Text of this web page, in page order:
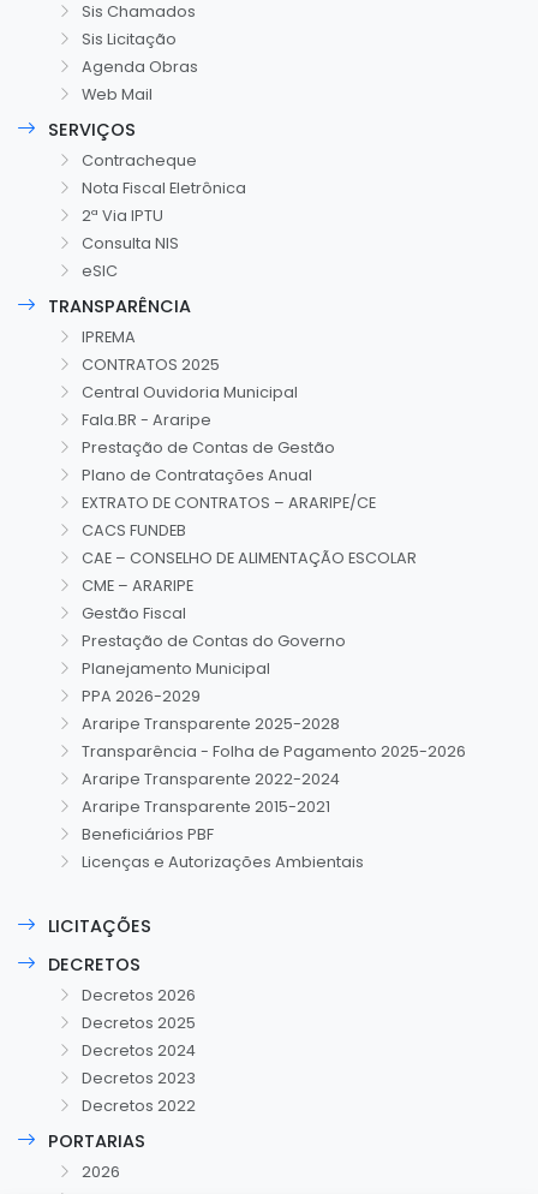
Sis Chamados
Sis Licitação
Agenda Obras
Web Mail
SERVIÇOS
Contracheque
Nota Fiscal Eletrônica
2ª Via IPTU
Consulta NIS
eSIC
TRANSPARÊNCIA
IPREMA
CONTRATOS 2025
Central Ouvidoria Municipal
Fala.BR - Araripe
Prestação de Contas de Gestão
Plano de Contratações Anual
EXTRATO DE CONTRATOS – ARARIPE/CE
CACS FUNDEB
CAE – CONSELHO DE ALIMENTAÇÃO ESCOLAR
CME – ARARIPE
Gestão Fiscal
Prestação de Contas do Governo
Planejamento Municipal
PPA 2026-2029
Araripe Transparente 2025-2028
Transparência - Folha de Pagamento 2025-2026
Araripe Transparente 2022-2024
Araripe Transparente 2015-2021
Beneficiários PBF
Licenças e Autorizações Ambientais
LICITAÇÕES
DECRETOS
Decretos 2026
Decretos 2025
Decretos 2024
Decretos 2023
Decretos 2022
PORTARIAS
2026